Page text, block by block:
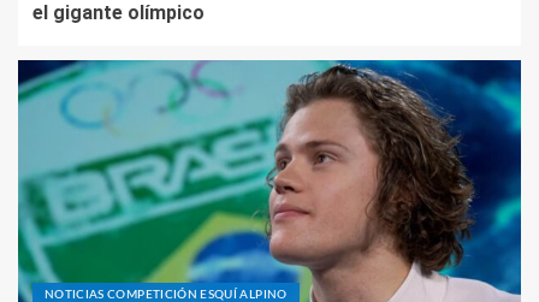
el gigante olímpico
NOTICIAS COMPETICIÓN ESQUÍ ALPINO